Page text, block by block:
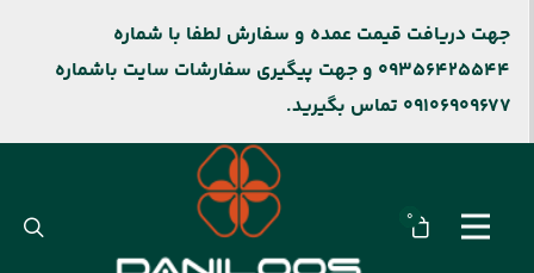
جهت دریافت قیمت عمده و سفارش لطفا با شماره
09356425544 و جهت پیگیری سفارشات سایت باشماره
09106909677 تماس بگیرید.
0